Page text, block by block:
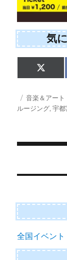
気
Share
on
X
(
w
i
t
)
投
稿
カ
テ
音楽＆アート
ルージング,宇
稿
ビ
ー
全国イベント